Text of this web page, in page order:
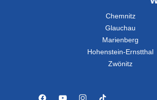
Chemnitz
Glauchau
Marienberg
Hohenstein-Ernstthal
Zwönitz